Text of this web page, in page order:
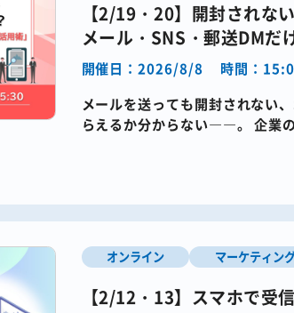
【2/19・20】開封されな
メール・SNS・郵送DMだ
開催日：2026/8/8 時間：
メールを送っても開封されない
らえるか分からない――。​ ​企業
オンライン マーケティン
【2/12・13】スマホで受